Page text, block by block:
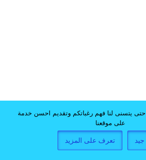
يتسنى لنا فهم رغباتكم وتقديم احسن خدمة
على موقعنا
تعرف على المزيد